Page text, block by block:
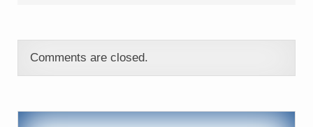
Comments are closed.